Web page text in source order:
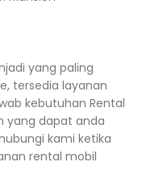
yang paling
tersedia layanan
kebutuhan Rental
yang dapat anda
kami ketika
rental mobil